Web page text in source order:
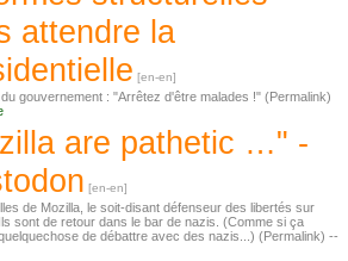
attendre la
gouvernement : "Arrêtez d'être malades !" (Permalink)
are pathetic …" -
de Mozilla, le soit-disant défenseur des libertés sur
sont de retour dans le bar de nazis. (Comme si ça
de débattre avec des nazis...) (Permalink) --